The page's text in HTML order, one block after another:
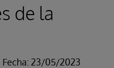
de la
Fecha: 23/05/2023